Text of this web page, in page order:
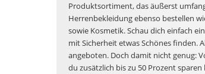
Produktsortiment, das äußerst
Herrenbekleidung ebenso bestellen
sowie Kosmetik. Schau dich einfach
mit Sicherheit etwas Schönes finden.
angeboten. Doch damit nicht genug:
du zusätzlich bis zu 50 Prozent